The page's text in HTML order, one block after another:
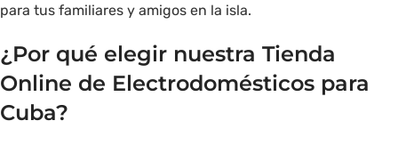
para tus familiares y amigos en la isla.
¿Por qué elegir nuestra Tienda
Online de Electrodomésticos para
Cuba?